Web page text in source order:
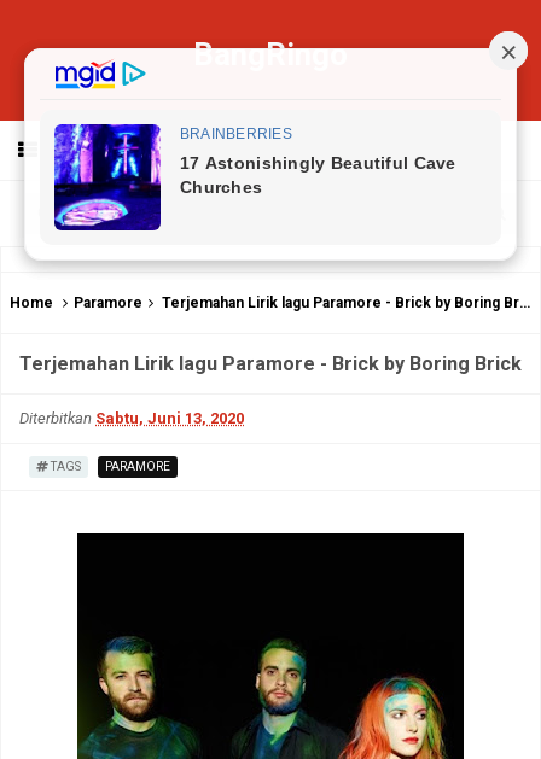
BangRingo
MENU
Home Paramore Terjemahan Lirik lagu Paramore - Brick by Boring Brick
Terjemahan Lirik lagu Paramore - Brick by Boring Brick
Diterbitkan Sabtu, Juni 13, 2020
TAGS PARAMORE